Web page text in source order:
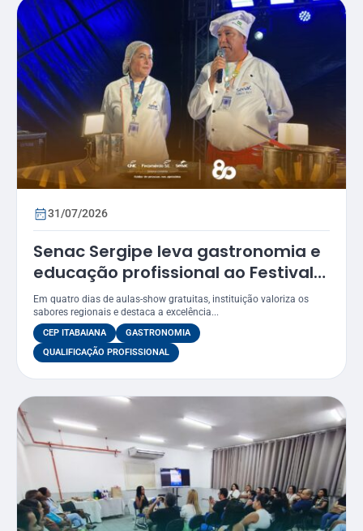
31/07/2026
Senac Sergipe leva gastronomia e
educação profissional ao Festival
Gastronômico de Itabaiana 2026
Em quatro dias de aulas-show gratuitas, instituição valoriza os
sabores regionais e destaca a excelência...
CEP ITABAIANA
GASTRONOMIA
QUALIFICAÇÃO PROFISSIONAL